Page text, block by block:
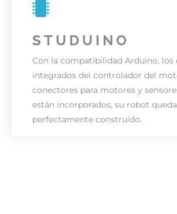
STUDUINO
Con la compatibilidad Arduino, los
integrados del controlador del
conectores para motores y
están incorporados, su robot
perfectamente construido.